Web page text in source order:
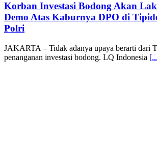
Korban Investasi Bodong Akan
Demo Atas Kaburnya DPO di
Polri
JAKARTA – Tidak adanya upaya berarti dari
penanganan investasi bodong. LQ Indonesia